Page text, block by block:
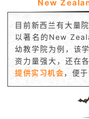
民
投
资
New
目前新西兰有大量
以著名的New
幼教学院为例，该
资力量强大，还在
提供实习机会，便